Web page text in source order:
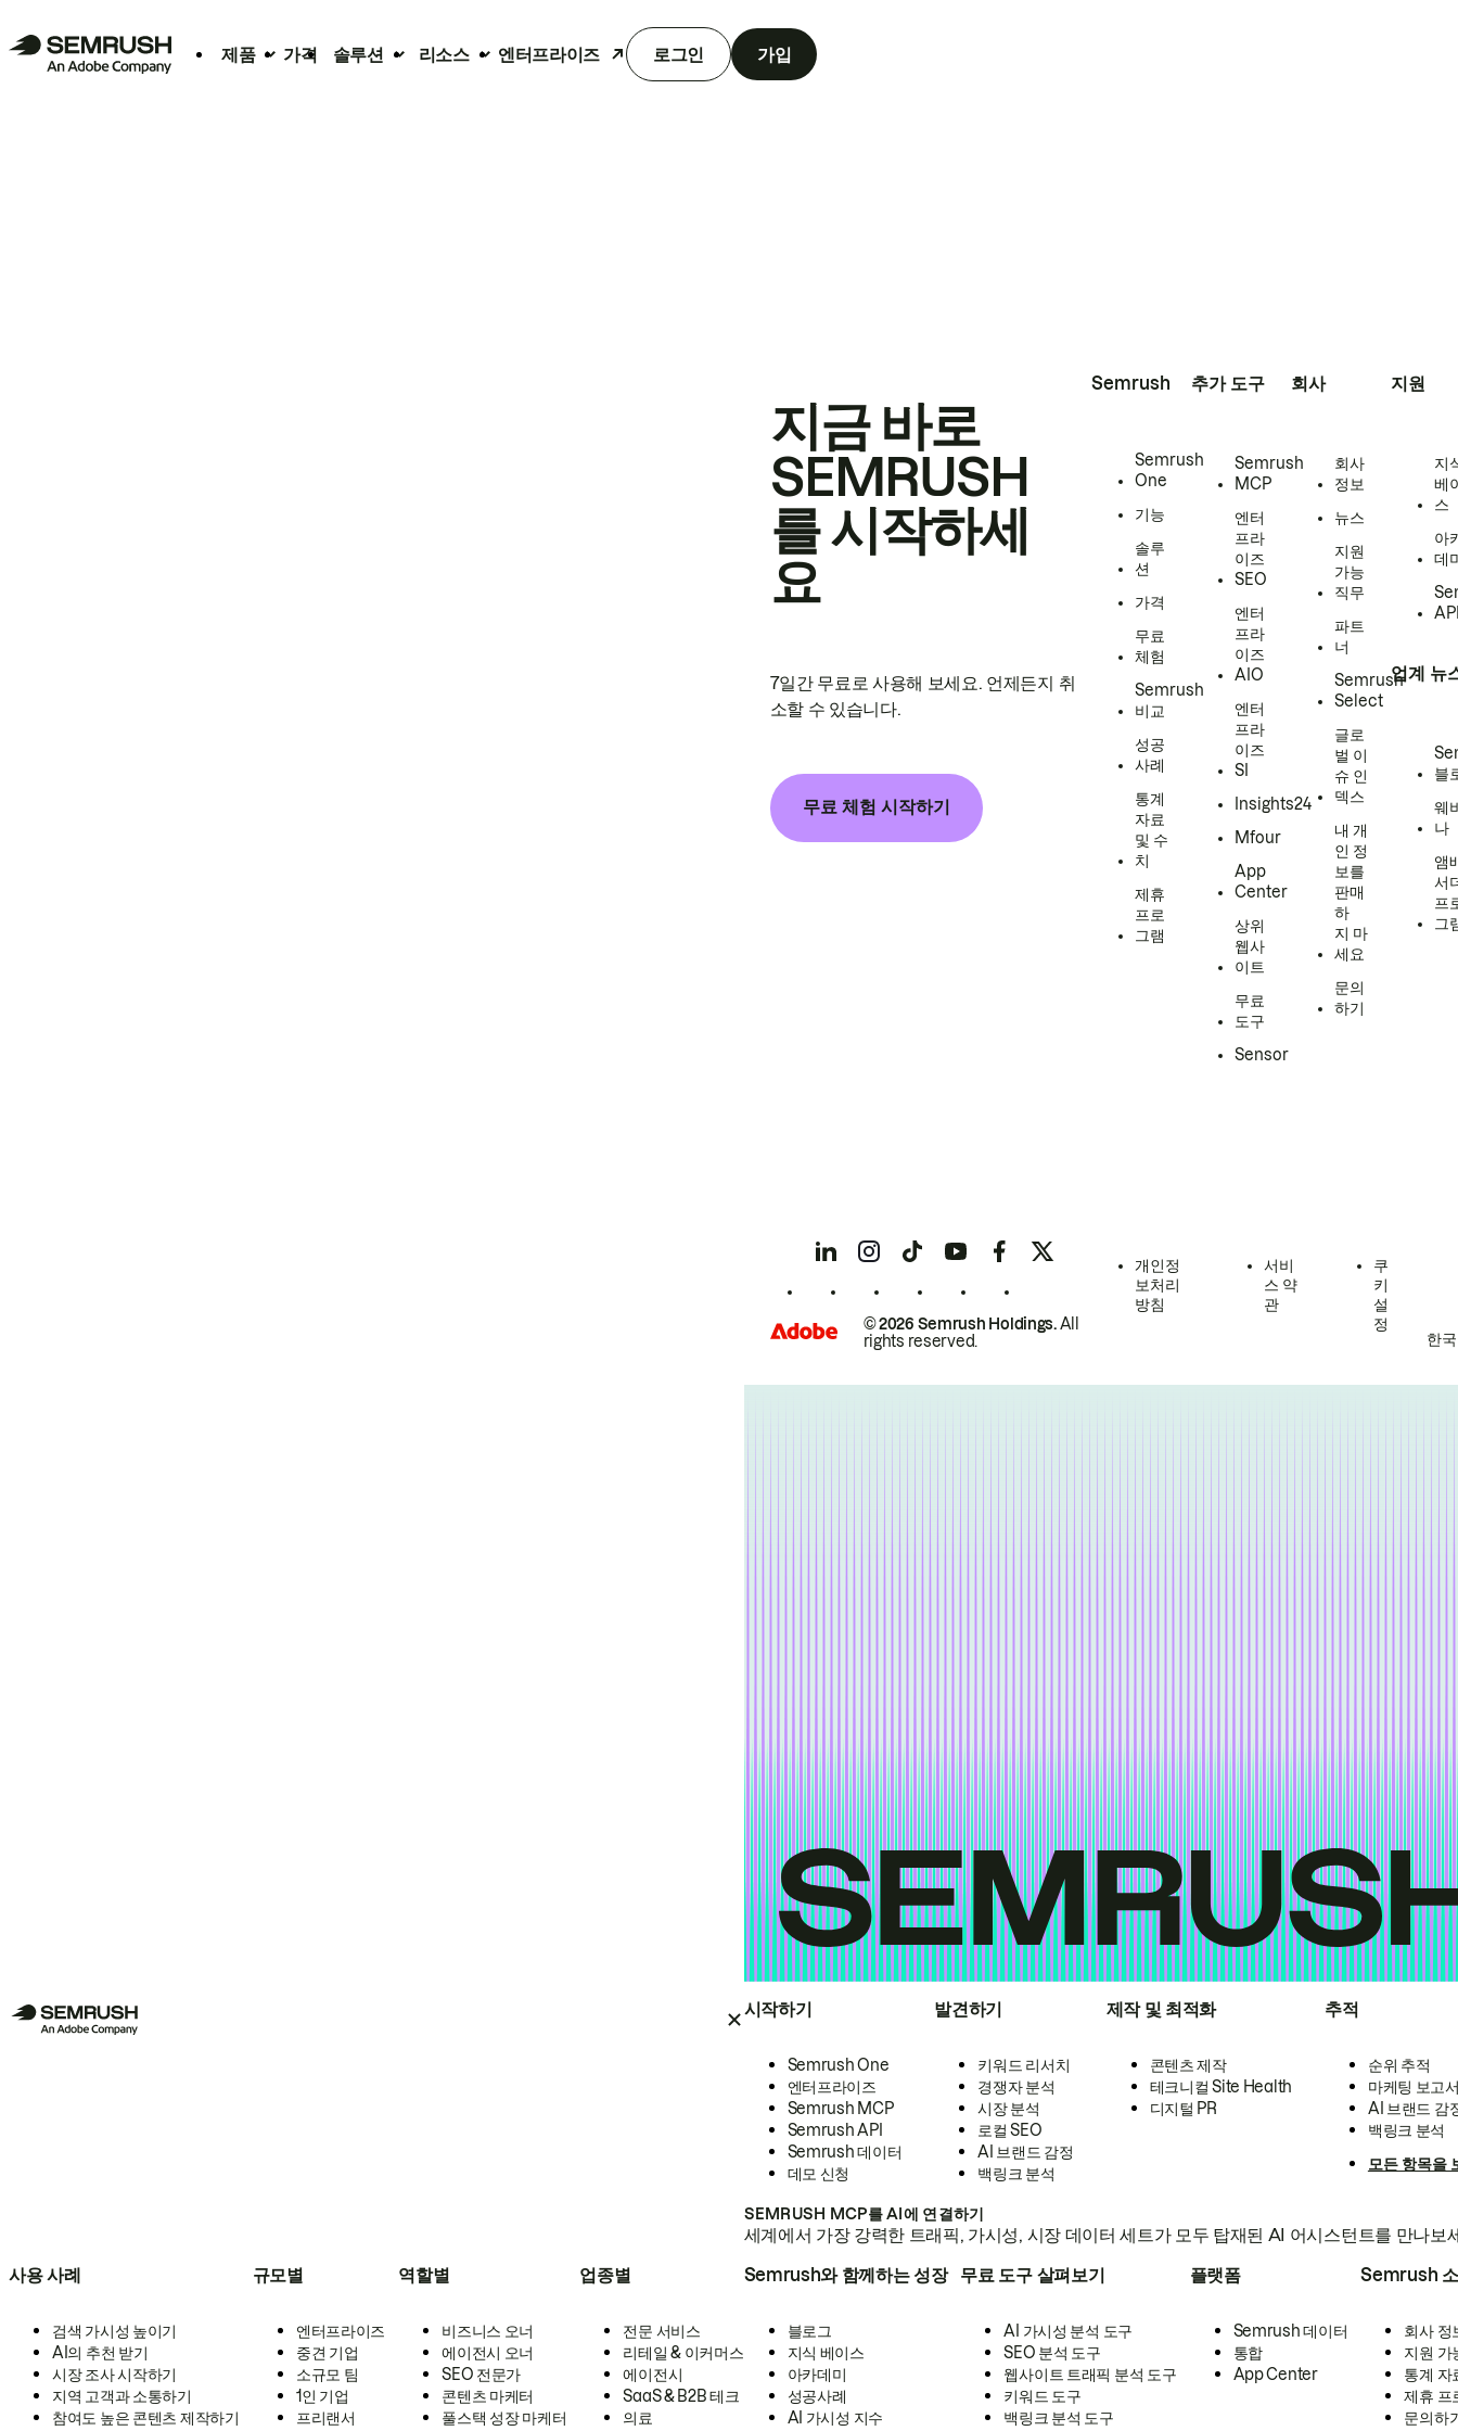
제품 가격 솔루션 리소스 엔터프라이즈 로그인 가입
시작하기
Semrush One
엔터프라이즈
Semrush MCP
Semrush API
Semrush 데이터
데모 신청
발견하기
키워드 리서치
경쟁자 분석
시장 분석
로컬 SEO
AI 브랜드 감정
백링크 분석
제작 및 최적화
콘텐츠 제작
테크니컬 Site Health
디지털 PR
추적
순위 추적
마케팅 보고
AI 브랜드 감
백링크 분석
모든 항목을
SEMRUSH MCP를 AI에 연결하기
세계에서 가장 강력한 트래픽, 가시성, 시장 데이터 세트가 모두 탑재된 AI 어시스턴트를 만나보
사용 사례
검색 가시성 높이기
AI의 추천 받기
시장 조사 시작하기
지역 고객과 소통하기
참여도 높은 콘텐츠 제작하기
규모별
엔터프라이즈
중견 기업
소규모 팀
1인 기업
프리랜서
역할별
비즈니스 오너
에이전시 오너
SEO 전문가
콘텐츠 마케터
풀스택 성장 마케터
업종별
전문 서비스
리테일 & 이커머스
에이전시
SaaS & B2B 테크
의료
Semrush와 함께하는 성장
블로그
지식 베이스
아카데미
성공사례
AI 가시성 지수
무료 도구 살펴보기
AI 가시성 분석 도구
SEO 분석 도구
웹사이트 트래픽 분석 도구
키워드 도구
백링크 분석 도구
플랫폼
Semrush 데이터
통합
App Center
Semrush
회사 정
지원 가
통계 자
제휴 프
문의하
지금 바로
SEMRUSH
를 시작하세
요
7일간 무료로 사용해 보세요. 언제든지 취
소할 수 있습니다.
무료 체험 시작하기
Semrush
Semrush
One
기능
솔루
션
가격
무료
체험
Semrush
비교
성공
사례
통계
자료
및 수
치
제휴
프로
그램
추가 도구
Semrush
MCP
엔터
프라
이즈
SEO
엔터
프라
이즈
AIO
엔터
프라
이즈
SI
Insights24
Mfour
App
Center
상위
웹사
이트
무료
도구
Sensor
회사
회사
정보
뉴스
지원
가능
직무
파트
너
Semrush
Select
글로
벌 이
슈 인
덱스
내 개
인 정
보를
판매
하
지 마
세요
문의
하기
지원
지
베
스
아
데
업계 뉴
블
웨
나
앰
서
프
그
© 2026 Semrush Holdings.All
rights reserved.
개인정
보처리
방침
서비
스 약
관
쿠
키
설
정
한